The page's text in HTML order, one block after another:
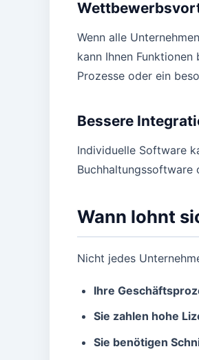
Wenn alle
kann Ihnen
Prozesse oder ein
Bessere
Individuelle Software
Buchhaltungssoftware
Wann lohnt
Nicht jedes
Ihre
Sie zahlen hohe
Sie benötigen